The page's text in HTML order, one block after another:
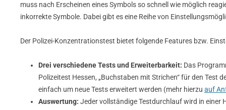
muss nach Erscheinen eines Symbols so schnell wie möglich
inkorrekte Symbole. Dabei gibt es eine Reihe von
Der Polizei-Konzentrationstest bietet folgende Features bzw.
Drei verschiedene Tests und Erweiterbarkeit: Das
Polizeitest Hessen, „Buchstaben mit Strichen“ für den Test
einfach um neue Tests erweitert werden (mehr hierzu auf
Auswertung: Jeder vollständige Testdurchlauf wird in einer